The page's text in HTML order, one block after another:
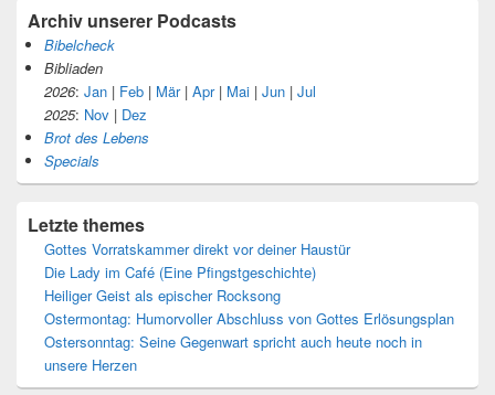
Archiv unserer Podcasts
Bibelcheck
Bibliaden
2026: Jan | Feb | Mär| Apr| Mai | Jun | Jul
2025: Nov | Dez
Brot des Lebens
Specials
Letzte themes
Gottes Vorratskammer direkt vor deiner Haustür
Die Lady im Café (Eine Pfingstgeschichte)
Heiliger Geist als epischer Rocksong
Ostermontag: Humorvoller Abschluss von Gottes Erlösungsplan
Ostersonntag: Seine Gegenwart spricht auch heute noch in
unsere Herzen